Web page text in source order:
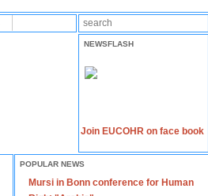
NEWSFLASH
Join EUCOHR on face book
POPULAR NEWS
Mursi in Bonn conference for Human